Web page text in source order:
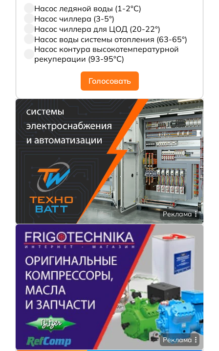
Насос ледяной воды (1-2°С)
Насос чиллера (3-5°)
Насос чиллера для ЦОД (20-22°)
Насос воды системы отопления (63-65°)
Насос контура высокотемпературной
рекуперации (93-95°С)
Голосовать
Реклама
Реклама